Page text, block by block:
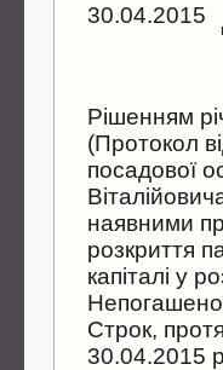
30.04.2015
Рiшенням
(Протокол
посадової
наявними
розкриття
капiталi у
Cтрок,
30.04.2015